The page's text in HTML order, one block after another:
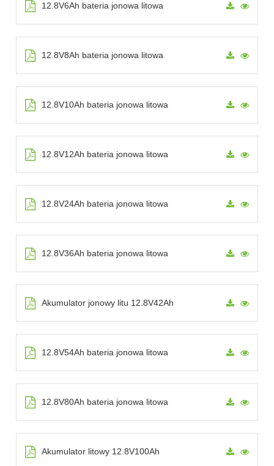
12.8V6Ah bateria jonowa litowa
12.8V8Ah bateria jonowa litowa
12.8V10Ah bateria jonowa litowa
12.8V12Ah bateria jonowa litowa
12.8V24Ah bateria jonowa litowa
12.8V36Ah bateria jonowa litowa
Akumulator jonowy litu 12.8V42Ah
12.8V54Ah bateria jonowa litowa
12.8V80Ah bateria jonowa litowa
Akumulator litowy 12.8V100Ah